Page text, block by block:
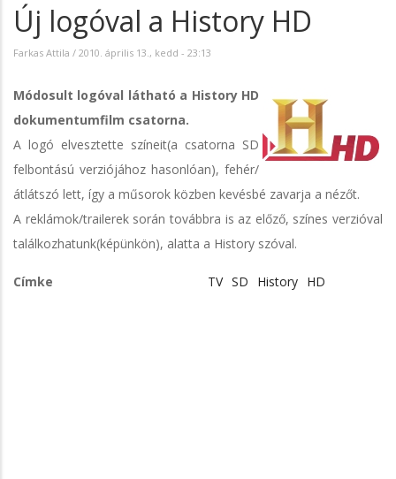
Új logóval a History HD
Farkas Attila / 2010. április 13., kedd - 23:13
Módosult logóval látható a History HD
dokumentumfilm csatorna.
A logó elvesztette színeit(a csatorna SD
felbontású verziójához hasonlóan), fehér/
átlátszó lett, így a műsorok közben kevésbé zavarja a nézőt.
A reklámok/trailerek során továbbra is az előző, színes verzióval
találkozhatunk(képünkön), alatta a History szóval.
Címke TV SD History HD